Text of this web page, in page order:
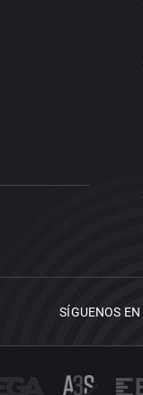
SÍGUENOS EN